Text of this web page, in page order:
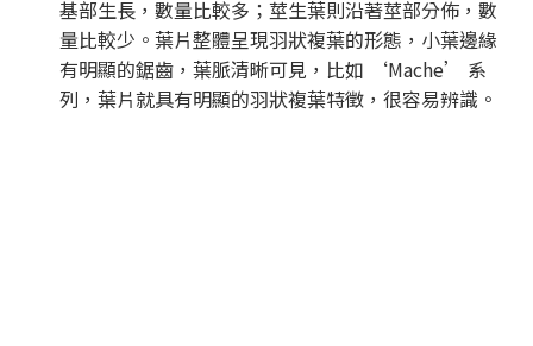
基部生長，數量比較多；莖生葉則沿著莖部分佈，數
量比較少。葉片整體呈現羽狀複葉的形態，小葉邊緣
有明顯的鋸齒，葉脈清晰可見，比如 ‘Mache’ 系
列，葉片就具有明顯的羽狀複葉特徵，很容易辨識。